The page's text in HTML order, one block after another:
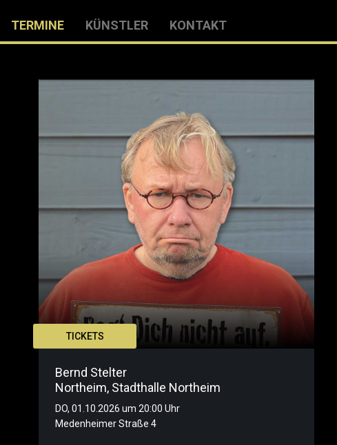
TERMINE KÜNSTLER KONTAKT
TICKETS
Bernd Stelter
Northeim, Stadthalle Northeim
DO, 01.10.2026 um 20:00 Uhr
Medenheimer Straße 4